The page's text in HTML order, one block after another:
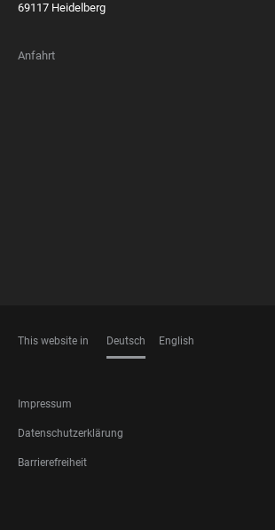
69117 Heidelberg
Anfahrt
This website in Deutsch English
FOOTER
LEGAL
Impressum
Datenschutzerklärung
Barrierefreiheit